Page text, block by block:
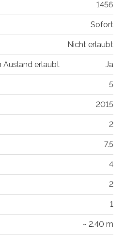
1456
Sofort
Nicht erlaubt
Ausland erlaubt Ja
5
2015
2
7.5
4
2
1
~ 2.40 m